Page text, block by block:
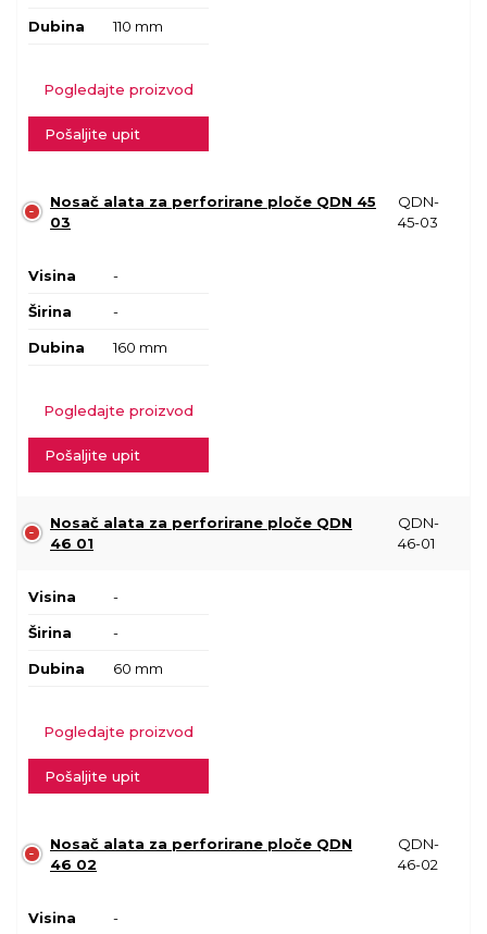
Dubina 110 mm
Pogledajte proizvod
Pošaljite upit
Nosač alata za perforirane ploče QDN 45
03
QDN-
45-03
Visina -
Širina -
Dubina 160 mm
Pogledajte proizvod
Pošaljite upit
Nosač alata za perforirane ploče QDN
46 01
QDN-
46-01
Visina -
Širina -
Dubina 60 mm
Pogledajte proizvod
Pošaljite upit
Nosač alata za perforirane ploče QDN
46 02
QDN-
46-02
Visina -